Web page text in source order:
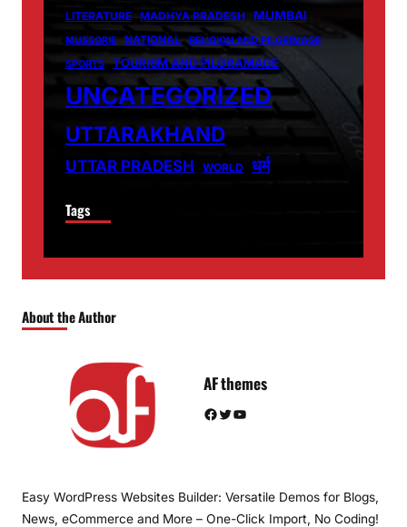
LITERATURE MADHYA PRADESH MUMBAI
MUSSORIE NATIONAL
RELIGION AND PILGRIMAGE
SPORTS
TOURISM AND PILGRAMAGE
UNCATEGORIZED
UTTARAKHAND
UTTAR PRADESH WORLD धर्म
Tags
About the Author
AF themes
Facebook Twitter YouTube
Easy WordPress Websites Builder: Versatile Demos for Blogs,
News, eCommerce and More – One-Click Import, No Coding!